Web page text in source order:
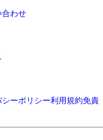
合わせ
ーポリシー利用規約免責